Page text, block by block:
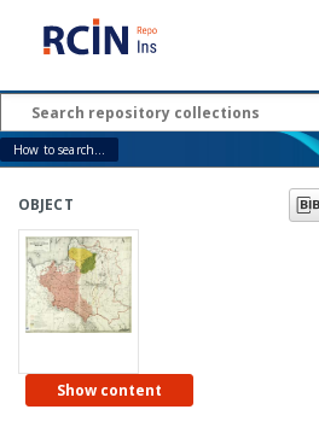
How to search...
OBJECT
Show content